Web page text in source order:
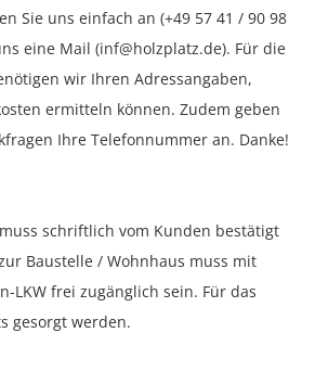
Sie uns einfach an (+49 57 41 / 90 98
eine Mail (inf@holzplatz.de). Für die
wir Ihren Adressangaben,
ermitteln können. Zudem geben
Ihre Telefonnummer an. Danke!
schriftlich vom Kunden bestätigt
Baustelle / Wohnhaus muss mit
LKW frei zugänglich sein. Für das
gesorgt werden.